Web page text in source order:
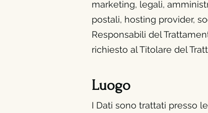
marketing, legali,
postali, hosting provider,
Responsabili del
richiesto al Titolare del
Luogo
I Dati sono trattati presso